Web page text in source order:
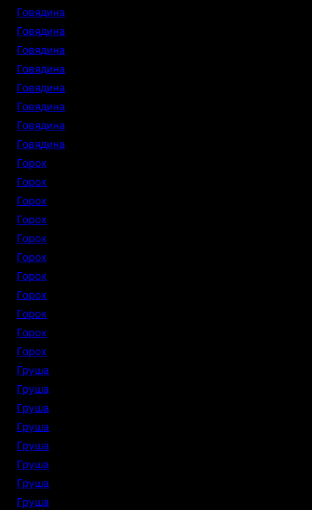
Говядина
Говядина
Говядина
Говядина
Говядина
Говядина
Говядина
Говядина
Горох
Горох
Горох
Горох
Горох
Горох
Горох
Горох
Горох
Горох
Горох
Груша
Груша
Груша
Груша
Груша
Груша
Груша
Груша